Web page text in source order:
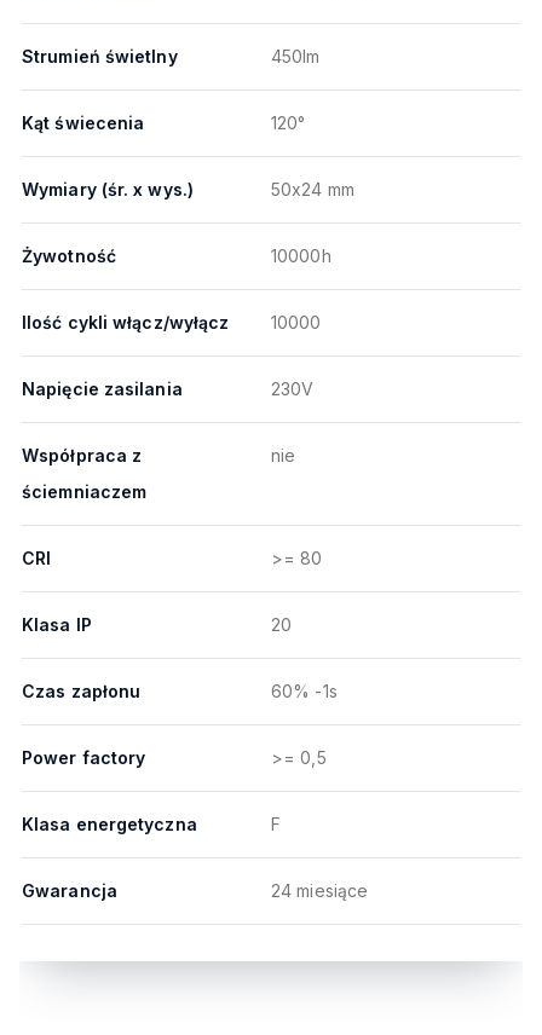
Strumień świetlny 450lm
Kąt świecenia 120°
Wymiary (śr. x wys.) 50x24 mm
Żywotność 10000h
Ilość cykli włącz/wyłącz 10000
Napięcie zasilania 230V
Współpraca z
ściemniaczem
nie
CRI >= 80
Klasa IP 20
Czas zapłonu 60% -1s
Power factory >= 0,5
Klasa energetyczna F
Gwarancja 24 miesiące